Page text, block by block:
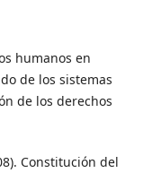
humanos en
de los sistemas
de los derechos
Constitución del